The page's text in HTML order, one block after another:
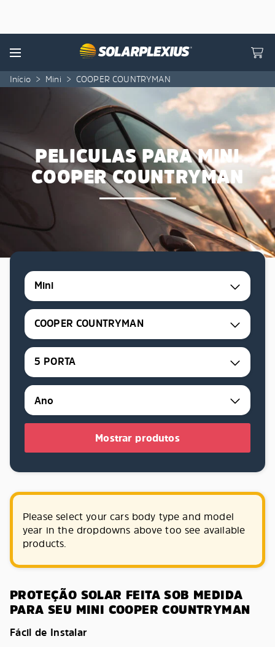
Menu
Início > Mini > COOPER COUNTRYMAN
PELICULAS PARA MINI
COOPER COUNTRYMAN
Mini
COOPER COUNTRYMAN
5 PORTA
Mostrar produtos
Please select your cars body type and model
year in the dropdowns above too see available
products.
PROTEÇÃO SOLAR FEITA SOB MEDIDA
PARA SEU MINI COOPER COUNTRYMAN
Fácil de Instalar